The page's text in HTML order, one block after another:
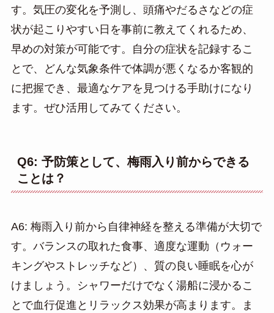
す。気圧の変化を予測し、頭痛やだるさなどの症
状が起こりやすい日を事前に教えてくれるため、
早めの対策が可能です。自分の症状を記録するこ
とで、どんな気象条件で体調が悪くなるか客観的
に把握でき、最適なケアを見つける手助けになり
ます。ぜひ活用してみてください。
Q6: 予防策として、梅雨入り前からできる
ことは？
A6: 梅雨入り前から自律神経を整える準備が大切で
す。バランスの取れた食事、適度な運動（ウォー
キングやストレッチなど）、質の良い睡眠を心が
けましょう。シャワーだけでなく湯船に浸かるこ
とで血行促進とリラックス効果が高まります。ま